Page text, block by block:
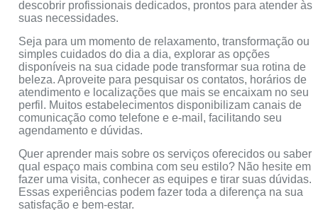
descobrir profissionais dedicados, prontos para atender às
suas necessidades.
Seja para um momento de relaxamento, transformação ou
simples cuidados do dia a dia, explorar as opções
disponíveis na sua cidade pode transformar sua rotina de
beleza. Aproveite para pesquisar os contatos, horários de
atendimento e localizações que mais se encaixam no seu
perfil. Muitos estabelecimentos disponibilizam canais de
comunicação como telefone e e-mail, facilitando seu
agendamento e dúvidas.
Quer aprender mais sobre os serviços oferecidos ou saber
qual espaço mais combina com seu estilo? Não hesite em
fazer uma visita, conhecer as equipes e tirar suas dúvidas.
Essas experiências podem fazer toda a diferença na sua
satisfação e bem-estar.